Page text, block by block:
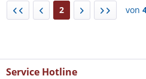
2 von
Service Hotline